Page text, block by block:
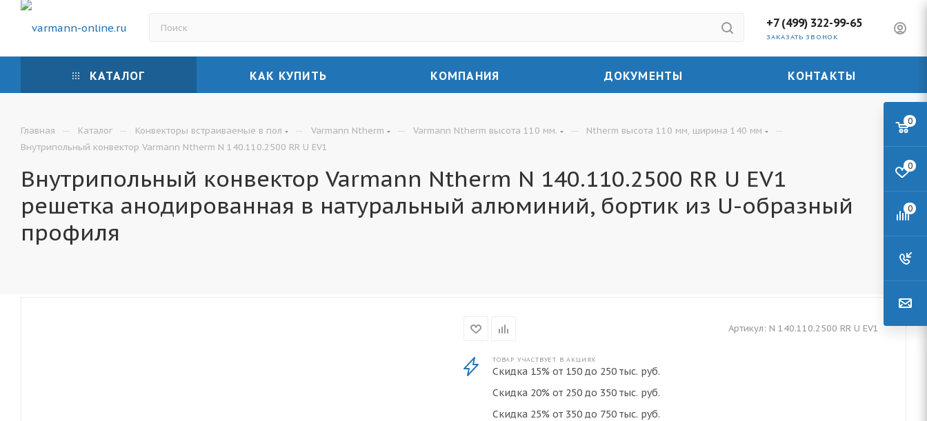
+7 (499) 322-99-65
ЗАКАЗАТЬ ЗВОНОК
КАТАЛОГ КАК КУПИТЬ КОМПАНИЯ ДОКУМЕНТЫ КОНТАКТЫ
Главная — Каталог — Конвекторы встраиваемые в пол — Varmann Ntherm — Varmann Ntherm высота 110 мм. — Ntherm высота 110 мм, ширина 140 мм —
Внутрипольный конвектор Varmann Ntherm N 140.110.2500 RR U EV1
Внутрипольный конвектор Varmann Ntherm N 140.110.2500 RR U EV1
решетка анодированная в натуральный алюминий, бортик из U-образный
профиля
Артикул: N 140.110.2500 RR U EV1
ТОВАР УЧАСТВУЕТ В АКЦИЯХ
Скидка 15% от 150 до 250 тыс. руб.
Скидка 20% от 250 до 350 тыс. руб.
Скидка 25% от 350 до 750 тыс. руб.
0
0
0